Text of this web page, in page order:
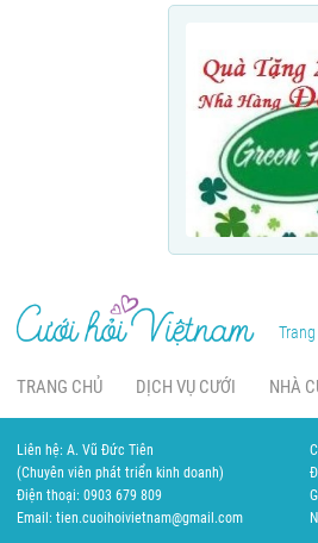
TRANG CHỦ DỊCH VỤ CƯỚI NHÀ
Liên hệ: A. Vũ Đức Tiên
(Chuyên viên phát triển kinh doanh)
Điện thoại: 0903 679 809
Email: tien.cuoihoivietnam@gmail.com